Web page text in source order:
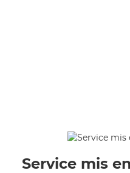
Service mis